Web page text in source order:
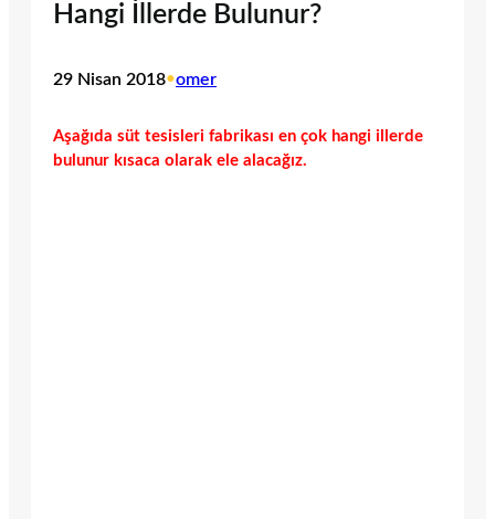
Hangi İllerde Bulunur?
29 Nisan 2018•omer
Aşağıda süt tesisleri fabrikası en çok hangi illerde
bulunur kısaca olarak ele alacağız.